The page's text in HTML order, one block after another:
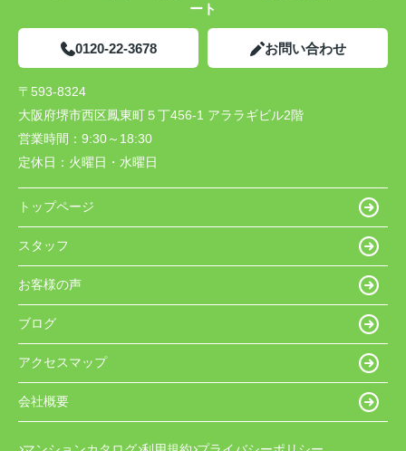
ート
0120-22-3678 お問い合わせ
〒593-8324
大阪府堺市西区鳳東町５丁456-1 アララギビル2階
営業時間： 9:30～18:30
定休日： 火曜日・水曜日
トップページ
スタッフ
お客様の声
ブログ
アクセスマップ
会社概要